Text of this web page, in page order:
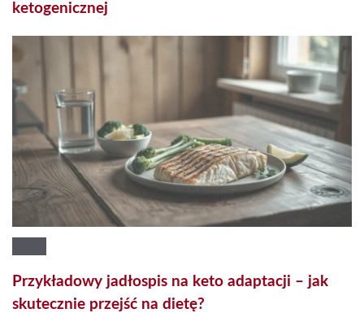
ketogenicznej
Przykładowy jadłospis na keto adaptacji – jak
skutecznie przejść na dietę?